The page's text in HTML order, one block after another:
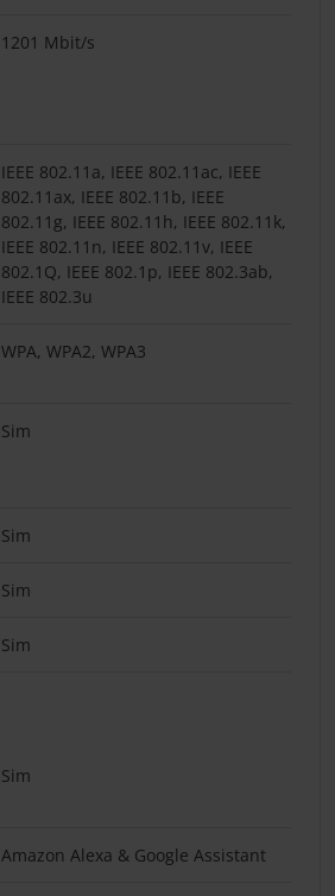
1201 Mbit/s
IEEE 802.11a, IEEE 802.11ac, IEEE
802.11ax, IEEE 802.11b, IEEE
802.11g, IEEE 802.11h, IEEE 802.11k,
IEEE 802.11n, IEEE 802.11v, IEEE
802.1Q, IEEE 802.1p, IEEE 802.3ab,
IEEE 802.3u
WPA, WPA2, WPA3
Sim
Sim
Sim
Sim
Sim
Amazon Alexa & Google Assistant